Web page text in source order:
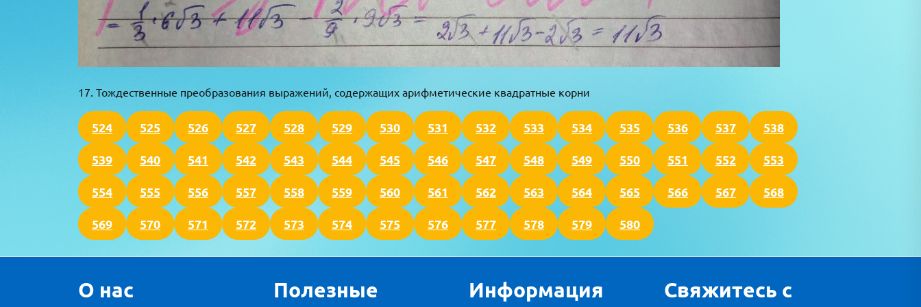
17. Тождественные преобразования выражений, содержащих арифметические квадратные корни
524 525 526 527 528 529 530 531 532 533 534 535 536 537 538
539 540 541 542 543 544 545 546 547 548 549 550 551 552 553
554 555 556 557 558 559 560 561 562 563 564 565 566 567 568
569 570 571 572 573 574 575 576 577 578 579 580
О нас
Полезные
Информация
Свяжитесь с